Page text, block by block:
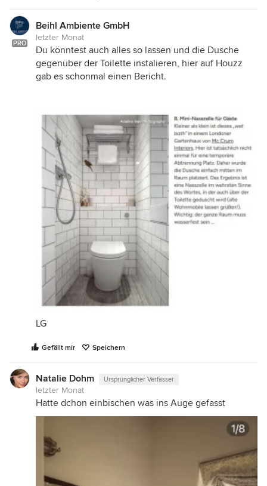
PRO
Beihl Ambiente GmbH
letzter Monat
Du könntest auch alles so lassen und die Dusche
gegenüber der Toilette instalieren, hier auf Houzz
gab es schonmal einen Bericht.
LG
Gefällt mir Speichern
Natalie Dohm Ursprünglicher Verfasser
letzter Monat
Hatte dchon einbischen was ins Auge gefasst